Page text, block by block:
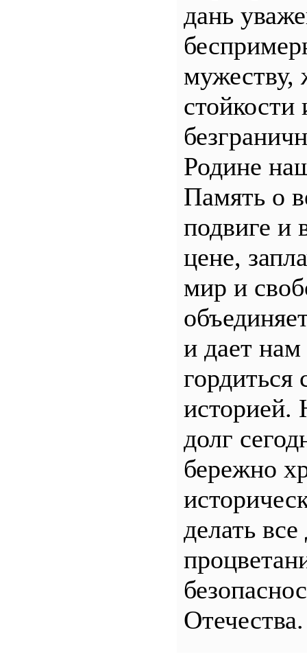
дань
мужеству,
стойкости
Родине
Память о
подвиге и
цене,
мир и
и дает
гордиться
долг
бережно
делать все
Отечества.